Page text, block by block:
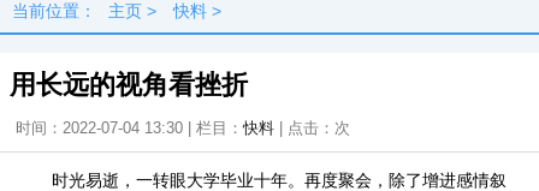
当前位置： 主页 > 快料 >
用长远的视角看挫折
时间：2022-07-04 13:30 | 栏目：快料 | 点击： 次
时光易逝，一转眼大学毕业十年。再度聚会，除了增进感情叙